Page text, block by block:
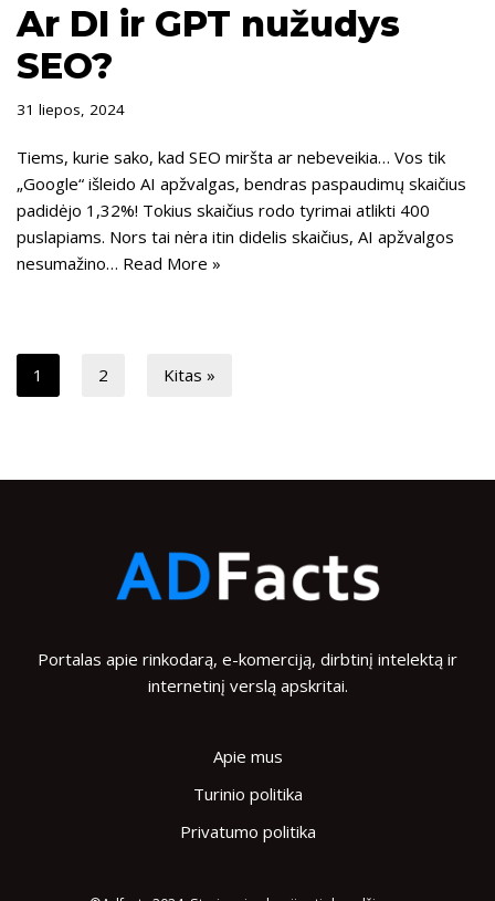
Ar DI ir GPT nužudys
SEO?
31 liepos, 2024
Tiems, kurie sako, kad SEO miršta ar nebeveikia… Vos tik
„Google“ išleido AI apžvalgas, bendras paspaudimų skaičius
padidėjo 1,32%! Tokius skaičius rodo tyrimai atlikti 400
puslapiams. Nors tai nėra itin didelis skaičius, AI apžvalgos
nesumažino… Read More »
1 2 Kitas »
Portalas apie rinkodarą, e-komerciją, dirbtinį intelektą ir
internetinį verslą apskritai.
Apie mus
Turinio politika
Privatumo politika